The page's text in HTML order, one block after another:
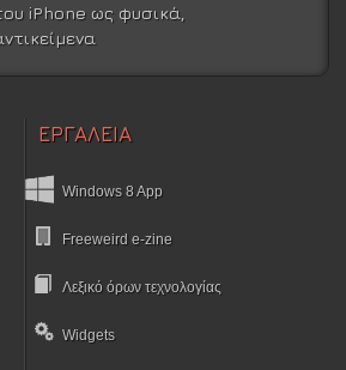
iPhone ως φυσικά,
ΕΡΓΑΛΕΙΑ
Windows 8 App
Freeweird e-zine
Λεξικό όρων τεχνολογίας
Widgets